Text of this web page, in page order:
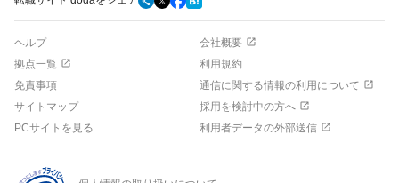
ヘルプ
会社概要
拠点一覧
利用規約
免責事項
通信に関する情報の利用について
サイトマップ
採用を検討中の方へ
PCサイトを見る
利用者データの外部送信